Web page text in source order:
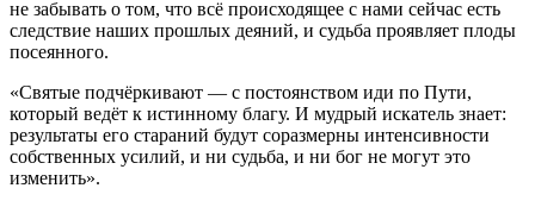
не забывать о том, что всё происходящее с нами сейчас есть
следствие наших прошлых деяний, и судьба проявляет плоды
посеянного.
«Святые подчёркивают — с постоянством иди по Пути,
который ведёт к истинному благу. И мудрый искатель знает:
результаты его стараний будут соразмерны интенсивности
собственных усилий, и ни судьба, и ни бог не могут это
изменить».